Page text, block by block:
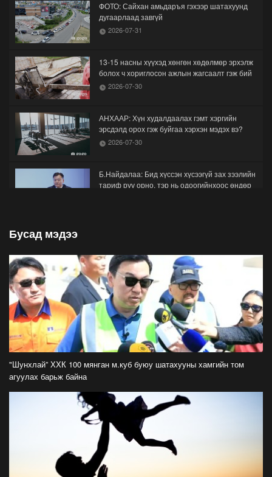
ФОТО: Сайхан амьдаръя гэхээр шатахуунд
дугаарлаад завгүй
2026-07-31
13-15 насны хүүхэд хөнгөн хөдөлмөр эрхэлж
болох ч хориглосон ажлын жагсаалт гэж бий
2026-07-30
АНХААР: Хүн худалдаалах гэмт хэргийн
эрсдэлд орох гэж буйгаа хэрхэн мэдэх вэ?
2026-07-30
Б.Найдалаа: Бид хүссэн хүсээгүй зах зээлийн
тариф руу орно, тэр нь одоогийнхоос өндөр
2026-07-22
С.Амарсайхан: Фэйсбүүкээр ангийн групп чат
нээдэг, үүгээр даалгавраа өгдгийг зогсоож,
хаана
2026-07-21
ФОТО: Тажикистан Улсын Ерөнхийлөгчийн
2026-07-21
"Улсын цолд хүрсэн бөхчүүдээс допинг
илрээгүй, аймгийн цолтой нэг бөхөөс илэрсэн
гэх имэйл ирсэн"
2026-07-21
Засгийн газрын хуралдаанаас гарсан
шийдвэрийг танилцуулж байна
Бусад мэдээ
"Шунхлай” ХХК 100 мянган м.куб буюу шатахууны хамгийн том
агуулах барьж байна